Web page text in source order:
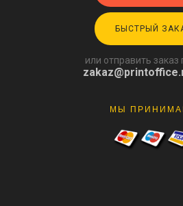
БЫСТРЫЙ
или отправить заказ
МЫ